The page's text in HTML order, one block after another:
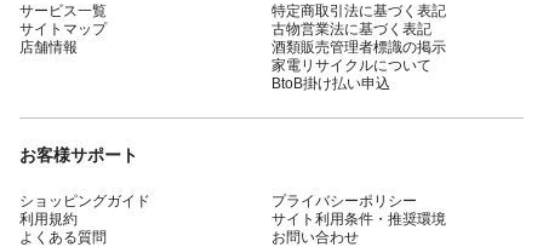
サービス一覧
サイトマップ
店舗情報
特定商取引法に基づく表記
古物営業法に基づく表記
酒類販売管理者標識の掲示
家電リサイクルについて
BtoB掛け払い申込
お客様サポート
ショッピングガイド
利用規約
よくある質問
プライバシーポリシー
サイト利用条件・推奨環境
お問い合わせ